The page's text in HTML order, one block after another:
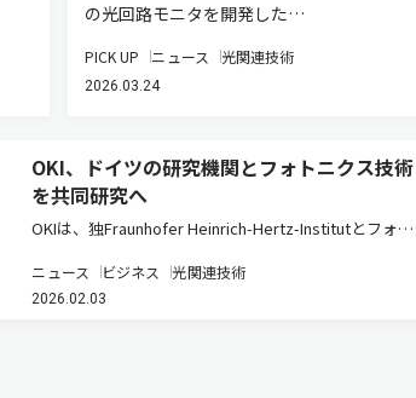
の光回路モニタを開発した…
PICK UP ニュース 光関連技術
2026.03.24
OKI、ドイツの研究機関とフォトニクス技術
を共同研究へ
OKIは、独Fraunhofer Heinrich-Hertz-Institutとフォト
2025年12月15日に締結した（ニュースリリース）。
同社は今後5年間、Fraunh…
ニュース ビジネス 光関連技術
2026.02.03